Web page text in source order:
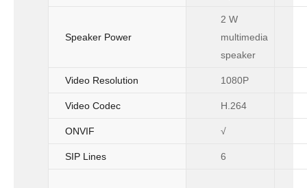
Speaker Power
2 W
multimedia
speaker
Video Resolution 1080P
Video Codec H.264
ONVIF √
SIP Lines 6